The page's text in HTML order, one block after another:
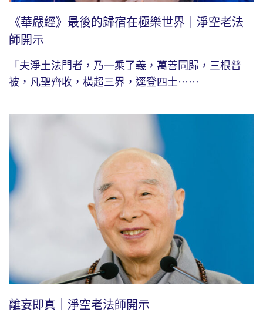
《華嚴經》最後的歸宿在極樂世界｜淨空老法
師開示
「夫淨土法門者，乃一乘了義，萬善同歸，三根普
被，凡聖齊收，橫超三界，逕登四土⋯⋯
離妄即真｜淨空老法師開示